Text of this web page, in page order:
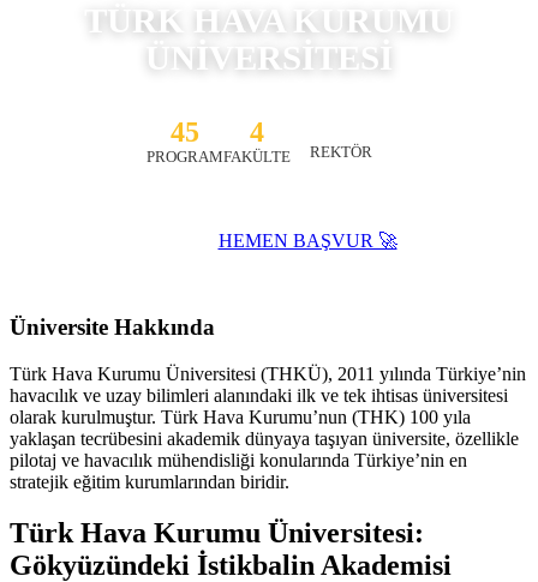
TÜRK HAVA KURUMU
ÜNİVERSİTESİ
45
PROGRAM
4
FAKÜLTE REKTÖR
HEMEN BAŞVUR 🚀
Üniversite Hakkında
Türk Hava Kurumu Üniversitesi (THKÜ), 2011 yılında Türkiye’nin
havacılık ve uzay bilimleri alanındaki ilk ve tek ihtisas üniversitesi
olarak kurulmuştur. Türk Hava Kurumu’nun (THK) 100 yıla
yaklaşan tecrübesini akademik dünyaya taşıyan üniversite, özellikle
pilotaj ve havacılık mühendisliği konularında Türkiye’nin en
stratejik eğitim kurumlarından biridir.
Türk Hava Kurumu Üniversitesi:
Gökyüzündeki İstikbalin Akademisi